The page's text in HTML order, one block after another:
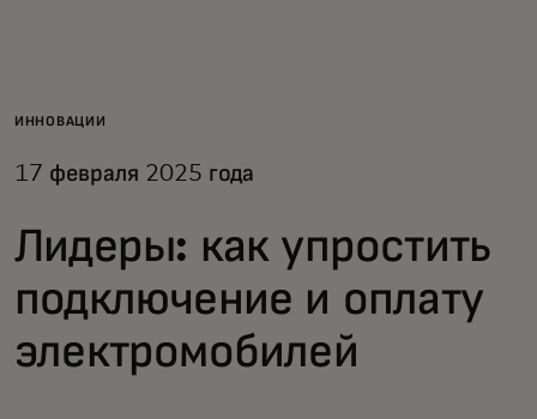
Для бизнеса
Для новаторов
Новости и тренды
ИННОВАЦИИ
17 февраля 2025 года
Лидеры: как упростить
подключение и оплату
электромобилей